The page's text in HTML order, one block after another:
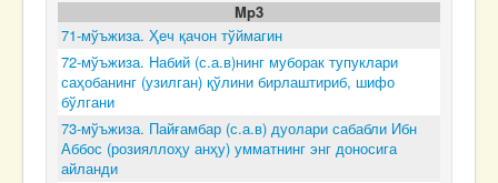
Mp3
71-мўъжиза. Ҳеч қачон тўймагин
72-мўъжиза. Набий (с.а.в)нинг муборак тупуклари
саҳобанинг (узилган) қўлини бирлаштириб, шифо
бўлгани
73-мўъжиза. Пайғамбар (с.а.в) дуолари сабабли Ибн
Аббос (розияллоҳу анҳу) умматнинг энг доносига
айланди